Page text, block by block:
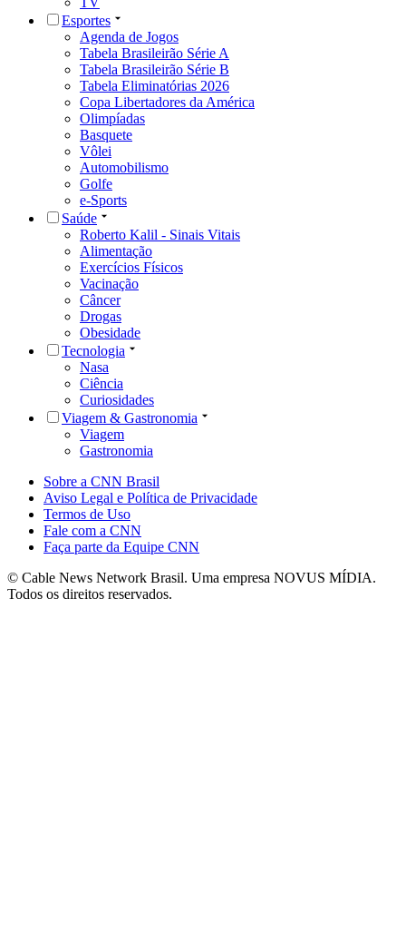
Esportes
Agenda de Jogos
Tabela Brasileirão Série A
Tabela Brasileirão Série B
Tabela Eliminatórias 2026
Copa Libertadores da América
Olimpíadas
Basquete
Vôlei
Automobilismo
Golfe
e-Sports
Saúde
Roberto Kalil - Sinais Vitais
Alimentação
Exercícios Físicos
Vacinação
Câncer
Drogas
Obesidade
Tecnologia
Nasa
Ciência
Curiosidades
Viagem & Gastronomia
Viagem
Gastronomia
Sobre a CNN Brasil
Aviso Legal e Política de Privacidade
Termos de Uso
Fale com a CNN
Faça parte da Equipe CNN
© Cable News Network Brasil. Uma empresa NOVUS MÍDIA.
Todos os direitos reservados.